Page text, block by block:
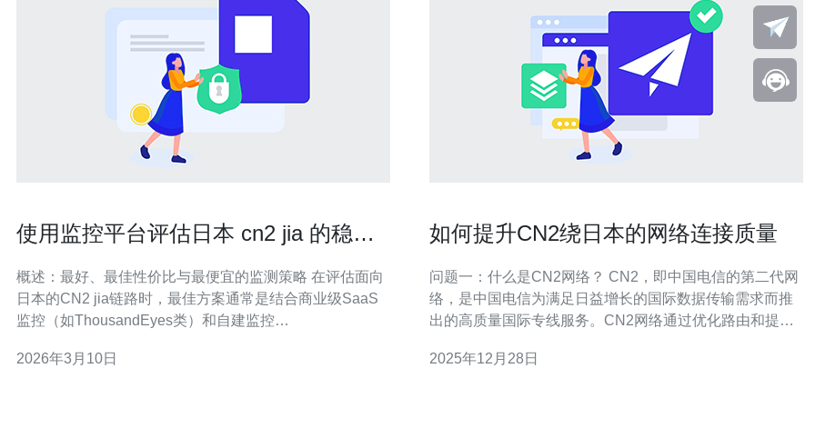
使用监控平台评估日本 cn2 jia 的稳定
概述：最好、最佳性价比与最便宜的监测策略 在评估面向
日本的CN2 jia链路时，最佳方案通常是结合商业级SaaS
监控（如ThousandEyes类）和自建监控
（Ping/ICMP、mtr、iperf3）。若以“最好”衡量，即选择低
2026年3月10日
如何提升CN2绕日本的网络连接质量
问题一：什么是CN2网络？ CN2，即中国电信的第二代网
络，是中国电信为满足日益增长的国际数据传输需求而推
出的高质量国际专线服务。CN2网络通过优化路由和提高
量网络服务的企业用户。CN2网络绕日本的连接质量对于
2025年12月28日